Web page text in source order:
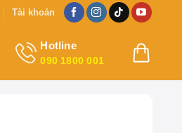
Tài khoản
Hotline
090 1800 001